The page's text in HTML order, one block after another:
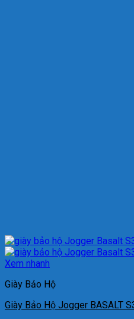
Xem nhanh
Giày Bảo Hộ
Giày Bảo Hộ Jogger BASALT